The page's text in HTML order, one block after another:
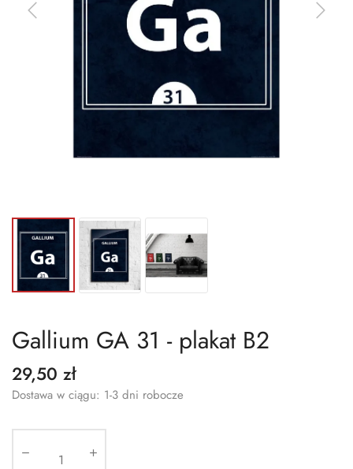
Gallium GA 31 - plakat B2
29,50 zł
Dostawa w ciągu: 1-3 dni robocze